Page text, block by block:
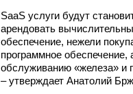
SaaS услуги будут
арендовать
обеспечение, нежели
программное
обслуживанию «железа» и
– утверждает Анатолий